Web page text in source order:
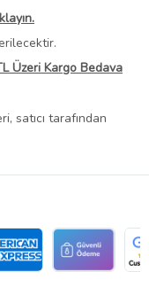
Üzeri Kargo Bedava
satıcı tarafından